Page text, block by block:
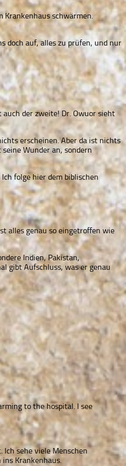
schwärmen.
doch auf, alles zu prüfen, und nur
der zweite! Dr. Owuor sieht
erscheinen. Aber da ist nichts
Wunder an, sondern
folge hier dem biblischen
alles genau so eingetroffen wie
Indien, Pakistan,
gibt Aufschluss, was er genau
to the hospital. I see
sehe viele Menschen
Krankenhaus.